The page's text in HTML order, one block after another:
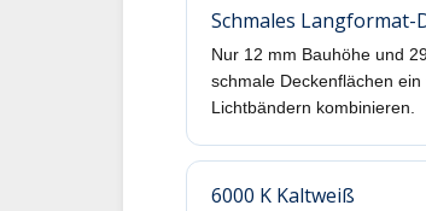
Schmales Langformat-
Nur 12 mm Bauhöhe und
schmale Deckenflächen
Lichtbändern kombinieren.
6000 K Kaltweiß